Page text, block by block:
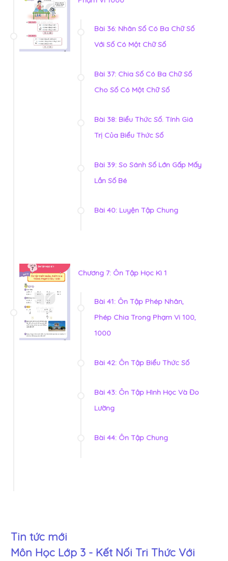
Bài 36: Nhân Số Có Ba Chữ Số
Với Số Có Một Chữ Số
Bài 37: Chia Số Có Ba Chữ Số
Cho Số Có Một Chữ Số
Bài 38: Biểu Thức Số. Tính Giá
Trị Của Biểu Thức Số
Bài 39: So Sánh Số Lớn Gấp Mấy
Lần Số Bé
Bài 40: Luyện Tập Chung
Chương 7: Ôn Tập Học Kì 1
Bài 41: Ôn Tập Phép Nhân,
Phép Chia Trong Phạm Vi 100,
1000
Bài 42: Ôn Tập Biểu Thức Số
Bài 43: Ôn Tập Hình Học Và Đo
Lường
Bài 44: Ôn Tập Chung
Tin tức mới
Môn Học Lớp 3 - Kết Nối Tri Thức Với